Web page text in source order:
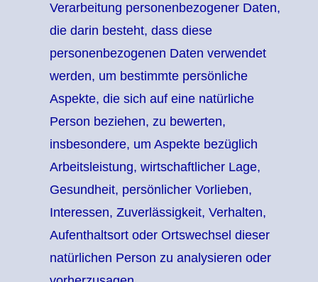
Verarbeitung personenbezogener Daten,
die darin besteht, dass diese
personenbezogenen Daten verwendet
werden, um bestimmte persönliche
Aspekte, die sich auf eine natürliche
Person beziehen, zu bewerten,
insbesondere, um Aspekte bezüglich
Arbeitsleistung, wirtschaftlicher Lage,
Gesundheit, persönlicher Vorlieben,
Interessen, Zuverlässigkeit, Verhalten,
Aufenthaltsort oder Ortswechsel dieser
natürlichen Person zu analysieren oder